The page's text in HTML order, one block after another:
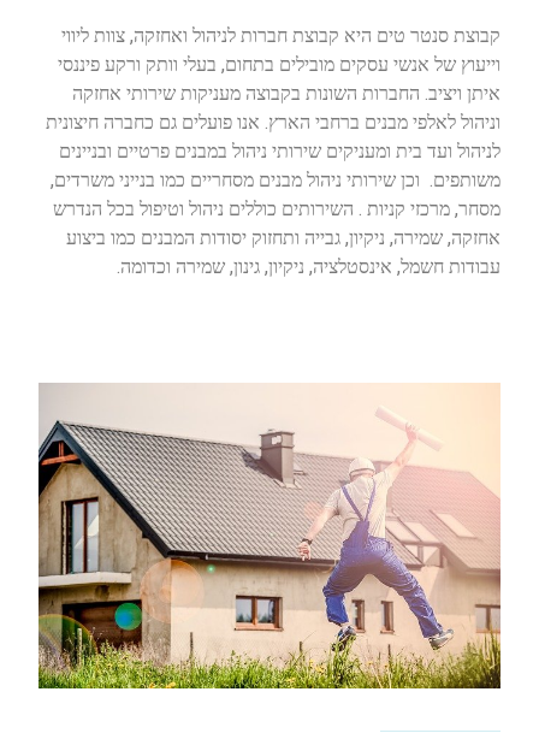
קבוצת סנטר טים היא קבוצת חברות לניהול ואחזקה, צוות ליווי
וייעוץ של אנשי עסקים מובילים בתחום, בעלי וותק ורקע פיננסי
איתן ויציב. החברות השונות בקבוצה מעניקות שירותי אחזקה
וניהול לאלפי מבנים ברחבי הארץ. אנו פועלים גם כחברה חיצונית
לניהול ועד בית ומעניקים שירותי ניהול במבנים פרטיים ובניינים
משותפים. וכן שירותי ניהול מבנים מסחריים כמו בנייני משרדים,
מסחר, מרכזי קניות . השירותים כוללים ניהול וטיפול בכל הנדרש
אחזקה, שמירה, ניקיון, גבייה ותחזוק יסודות המבנים כמו ביצוע
עבודות חשמל, אינסטלציה, ניקיון, גינון, שמירה וכדומה.